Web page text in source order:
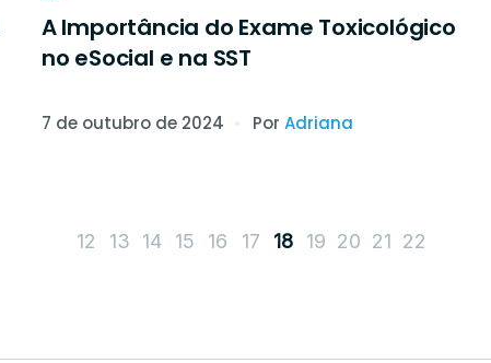
A Importância do Exame Toxicológico
no eSocial e na SST
7 de outubro de 2024 Por Adriana
12 13 14 15 16 17 18 19 20 21 22